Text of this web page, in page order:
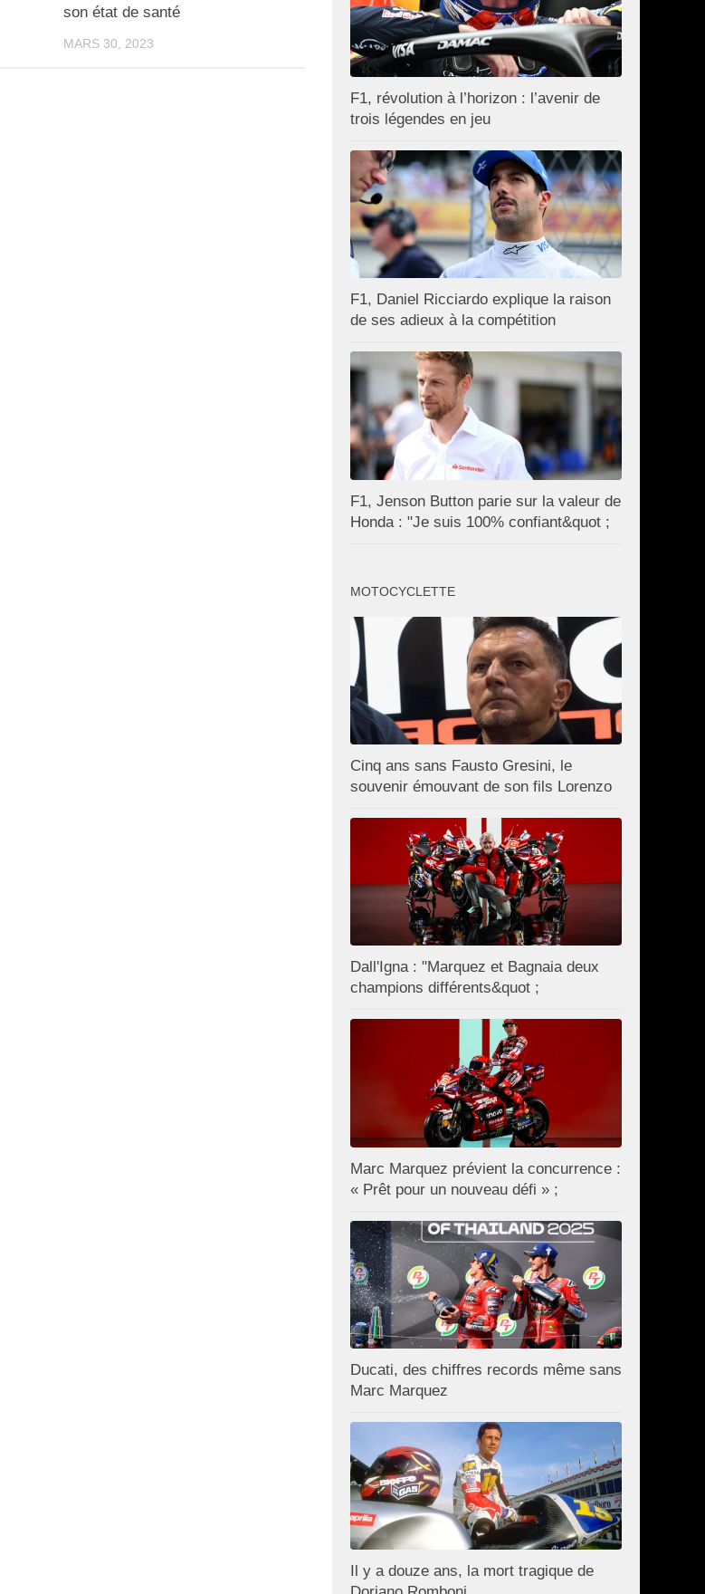
son état de santé
MARS 30, 2023
F1, révolution à l’horizon : l’avenir de
trois légendes en jeu
F1, Daniel Ricciardo explique la raison
de ses adieux à la compétition
F1, Jenson Button parie sur la valeur de
Honda : "Je suis 100% confiant&quot ;
MOTOCYCLETTE
Cinq ans sans Fausto Gresini, le
souvenir émouvant de son fils Lorenzo
Dall'Igna : "Marquez et Bagnaia deux
champions différents&quot ;
Marc Marquez prévient la concurrence :
« Prêt pour un nouveau défi » ;
Ducati, des chiffres records même sans
Marc Marquez
Il y a douze ans, la mort tragique de